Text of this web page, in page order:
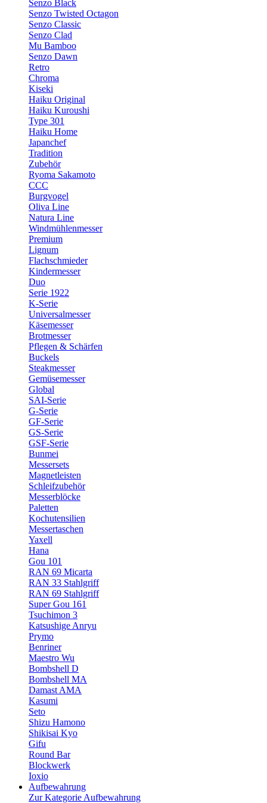
Senzo Black
Senzo Twisted Octagon
Senzo Classic
Senzo Clad
Mu Bamboo
Senzo Dawn
Retro
Chroma
Kiseki
Haiku Original
Haiku Kuroushi
Type 301
Haiku Home
Japanchef
Tradition
Zubehör
Ryoma Sakamoto
CCC
Burgvogel
Oliva Line
Natura Line
Windmühlenmesser
Premium
Lignum
Flachschmieder
Kindermesser
Duo
Serie 1922
K-Serie
Universalmesser
Käsemesser
Brotmesser
Pflegen & Schärfen
Buckels
Steakmesser
Gemüsemesser
Global
SAI-Serie
G-Serie
GF-Serie
GS-Serie
GSF-Serie
Bunmei
Messersets
Magnetleisten
Schleifzubehör
Messerblöcke
Paletten
Kochutensilien
Messertaschen
Yaxell
Hana
Gou 101
RAN 69 Micarta
RAN 33 Stahlgriff
RAN 69 Stahlgriff
Super Gou 161
Tsuchimon 3
Katsushige Anryu
Prymo
Benriner
Maestro Wu
Bombshell D
Bombshell MA
Damast AMA
Kasumi
Seto
Shizu Hamono
Shikisai Kyo
Gifu
Round Bar
Blockwerk
Ioxio
Aufbewahrung
Zur Kategorie Aufbewahrung